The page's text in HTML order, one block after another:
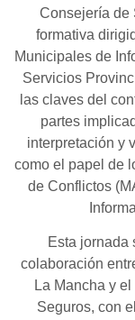
Consejería de
formativa
Municipales de
Servicios
las claves del
partes
interpretación y
como el papel de
de Conflictos
Esta jornada
colaboración
La Mancha y
Seguros, con